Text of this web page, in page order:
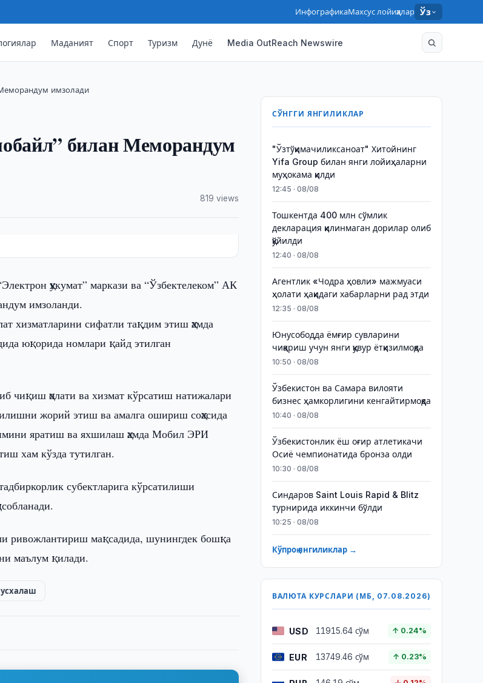
ИнфографикаМахсус лойиҳалар Ўз
Маданият Спорт Туризм Дунё Media OutReach Newswire
Меморандум имзолади
билан Меморандум
819 views
ҳукумат” маркази ва “Ўзбектелеком” АК
имзоланди.
хизматларини сифатли тақдим этиш ҳамда
юқорида номлари қайд этилган
чиқиш ҳолати ва хизмат кўрсатиш натижалари
жорий этиш ва амалга ошириш соҳасида
яратиш ва яхшилаш ҳамда Мобил ЭРИ
хам кўзда тутилган.
субектларига кўрсатилиши
ривожлантириш мақсадида, шунингдек бошқа
маълум қилади.
СЎНГГИ ЯНГИЛИКЛАР
"Ўзтўқимачиликсаноат" Хитойнинг
Yifa Group билан янги лойиҳаларни
муҳокама қилди
12:45 · 08/08
Тошкентда 400 млн сўмлик
декларация қилинмаган дорилар олиб
қўйилди
12:40 · 08/08
Агентлик «Чодра ҳовли» мажмуаси
ҳолати ҳақидаги хабарларни рад этди
12:35 · 08/08
Юнусободда ёмғир сувларини
чиқариш учун янги қувур ётқизилмоқда
10:50 · 08/08
Ўзбекистон ва Самара вилояти
бизнес ҳамкорлигини кенгайтирмоқда
10:40 · 08/08
Ўзбекистонлик ёш оғир атлетикачи
Осиё чемпионатида бронза олди
10:30 · 08/08
Синдаров Saint Louis Rapid & Blitz
турнирида иккинчи бўлди
10:25 · 08/08
Кўпроқ янгиликлар →
ВАЛЮТА КУРСЛАРИ (МБ, 07.08.2026)
USD 11915.64 сўм ↑ 0.24%
EUR 13749.46 сўм ↑ 0.23%